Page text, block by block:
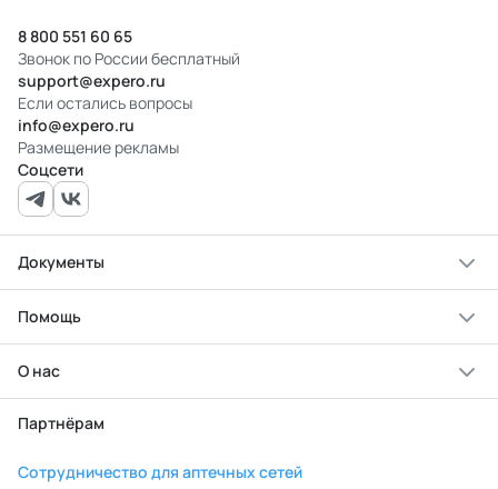
8 800 551 60 65
Звонок по России бесплатный
support@expero.ru
Если остались вопросы
info@expero.ru
Размещение рекламы
Соцсети
Документы
Помощь
О нас
Партнёрам
Сотрудничество для аптечных сетей